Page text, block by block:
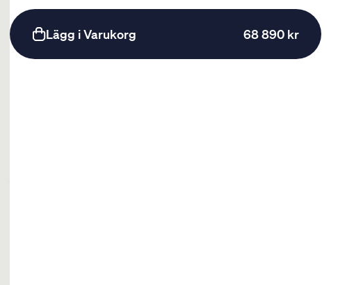
Lägg i Varukorg 68 890 kr